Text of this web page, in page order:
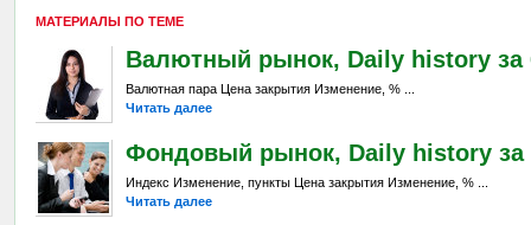
МАТЕРИАЛЫ ПО ТЕМЕ
Валютный рынок, Daily history за
Валютная пара Цена закрытия Изменение, % ...
Читать далее
Фондовый рынок, Daily history за
Индекс Изменение, пункты Цена закрытия Изменение, % ...
Читать далее